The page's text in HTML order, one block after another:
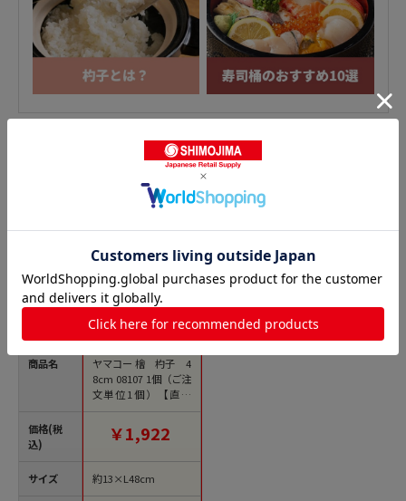
しゃもじの人気商品との比較
商品名
価格(税
込)
サイズ
ヤマコー 檜 杓子 4
8cm 08107 1個（ご注
文単位1個）【直送
品】
￥1,922
約13×L48cm